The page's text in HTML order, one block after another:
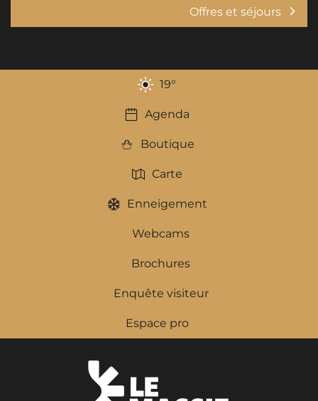
Offres et séjours
19°
Agenda
Boutique
Carte
Enneigement
Webcams
Brochures
Enquête visiteur
Espace pro